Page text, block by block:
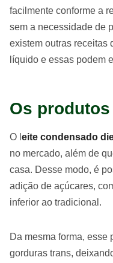
facilmente conforme a
sem a necessidade de
existem outras receitas
líquido e essas podem
Os
O l eite condensado
no mercado, além de
casa. Desse modo, é
adição de açúcares,
inferior ao tradicional.
Da mesma forma, esse
gorduras trans,